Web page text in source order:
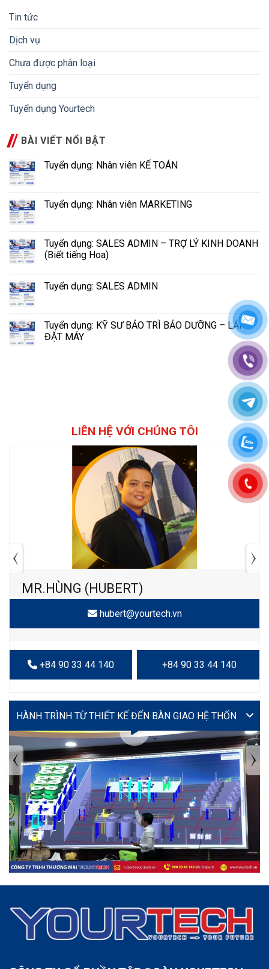
Tin tức
Dịch vụ
Chưa được phân loại
Tuyển dụng
Tuyển dụng Yourtech
BÀI VIẾT NỔI BẬT
Tuyển dụng: Nhân viên KẾ TOÁN
Tuyển dụng: Nhân viên MARKETING
Tuyển dụng: SALES ADMIN – TRỢ LÝ KINH DOANH
(Biết tiếng Hoa)
Tuyển dụng: SALES ADMIN
Tuyển dụng: KỸ SƯ BẢO TRÌ BẢO DƯỠNG – LẮP
ĐẶT MÁY
LIÊN HỆ VỚI CHÚNG TÔI
MR.HÙNG (HUBERT)
hubert@yourtech.vn
+84 90 33 44 140 +84 90 33 44 140
VIDEO
TIN TỨC MỚI NHẤT
Tuyển dụng: Nhân viên KẾ TOÁN